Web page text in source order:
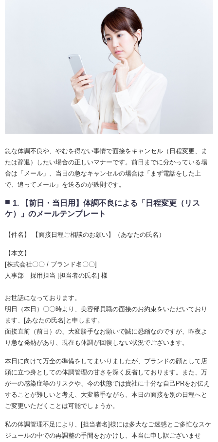
急な体調不良や、やむを得ない事情で面接をキャンセル（日程変更、ま
たは辞退）したい場合の正しいマナーです。前日までに分かっている場
合は「メール」、当日の急なキャンセルの場合は「まず電話をした上
で、追ってメール」を送るのが鉄則です。
1. 【前日・当日用】体調不良による「日程変更（リス
ケ）」のメールテンプレート
【件名】 【面接日程ご相談のお願い】（あなたの氏名）
【本文】
[株式会社〇〇 / ブランド名〇〇]
人事部 採用担当 [担当者の氏名] 様
お世話になっております。
明日（本日）〇〇時より、美容部員職の面接のお約束をいただいており
ます、[あなたの氏名]と申します。
面接直前（前日）の、大変勝手なお願いで誠に恐縮なのですが、昨夜よ
り急な発熱があり、現在も体調が回復しない状況でございます。
本日に向けて万全の準備をしてまいりましたが、ブランドの顔として店
頭に立つ身としての体調管理の甘さを深く反省しております。また、万
が一の感染症等のリスクや、今の状態では貴社に十分な自己PRをお伝え
することが難しいと考え、大変勝手ながら、本日の面接を別の日程へと
ご変更いただくことは可能でしょうか。
私の体調管理不足により、[担当者名]様には多大なご迷惑とご多忙なスケ
ジュールの中での再調整の手間をおかけし、本当に申し訳ございませ